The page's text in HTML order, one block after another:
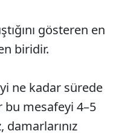
gösteren en
biridir.
ne kadar sürede
mesafeyi 4–5
damarlarınız